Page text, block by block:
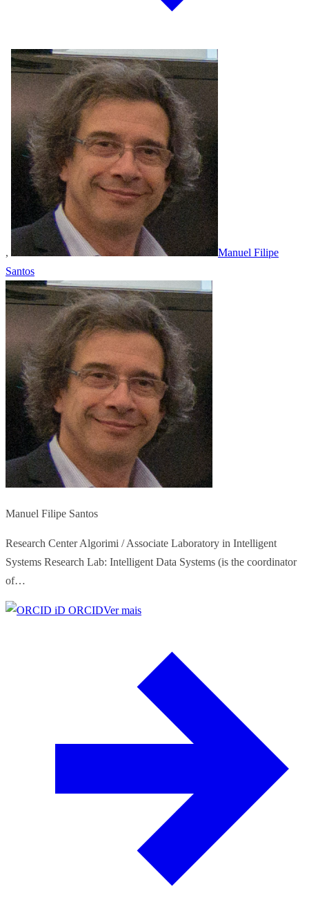
,
Manuel Filipe
Santos
Manuel Filipe Santos
Research Center Algorimi / Associate Laboratory in Intelligent
Systems Research Lab: Intelligent Data Systems (is the coordinator
of…
ORCIDVer mais